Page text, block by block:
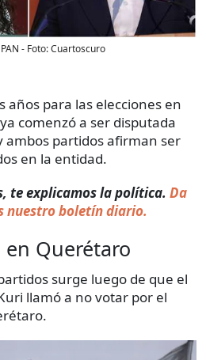
- Foto:Cuartoscuro
para las elecciones en
comenzó a ser disputada
ambos partidos afirman ser
en la entidad.
te explicamos la política. Da
nuestro boletín diario.
Querétaro
surge luego de que el
llamó a no votar por el